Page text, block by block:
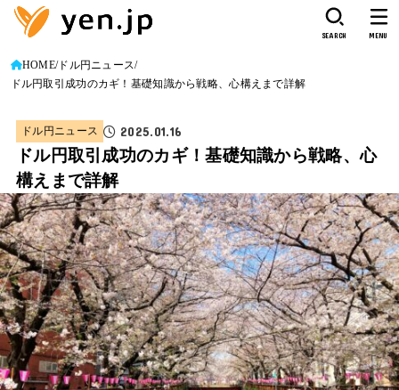
SEARCH MENU
HOME ドル円ニュース
ドル円取引成功のカギ！基礎知識から戦略、心構えまで詳解
ドル円ニュース 2025.01.16
ドル円取引成功のカギ！基礎知識から戦略、心
構えまで詳解